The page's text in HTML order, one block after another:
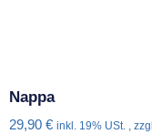
Nappa
29,90 € inkl. 19% USt. , zzgl.